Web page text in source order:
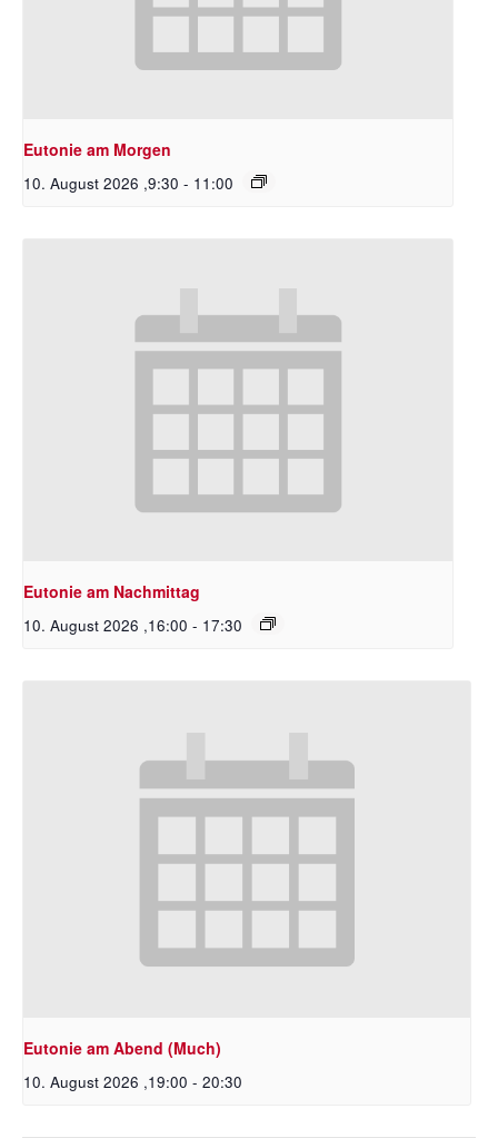
Eutonie am Morgen
10. August 2026 ,9:30 - 11:00
Eutonie am Nachmittag
10. August 2026 ,16:00 - 17:30
Eutonie am Abend (Much)
10. August 2026 ,19:00 - 20:30